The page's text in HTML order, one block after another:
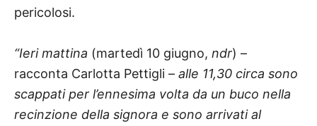
pericolosi.
“Ieri mattina (martedì 10 giugno, ndr) –
racconta Carlotta Pettigli – alle 11,30 circa sono
scappati per l’ennesima volta da un buco nella
recinzione della signora e sono arrivati al